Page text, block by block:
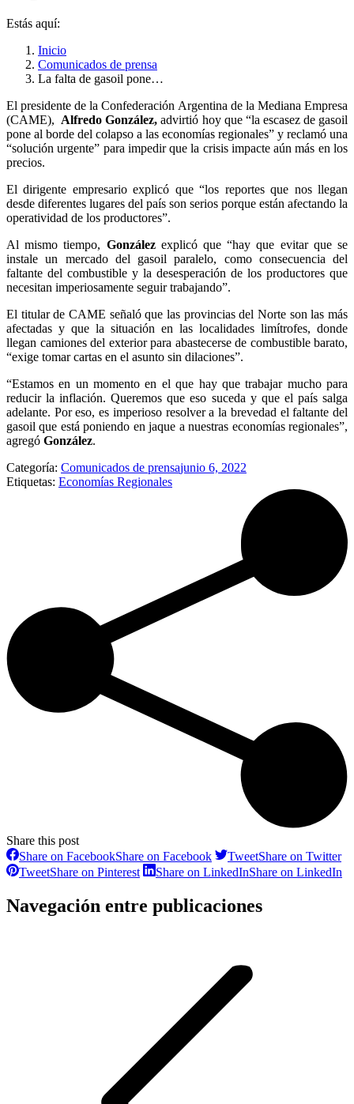
Estás aquí:
Inicio
Comunicados de prensa
La falta de gasoil pone…
El presidente de la Confederación Argentina de la Mediana Empresa
(CAME), Alfredo González, advirtió hoy que “la escasez de gasoil
pone al borde del colapso a las economías regionales” y reclamó una
“solución urgente” para impedir que la crisis impacte aún más en los
precios.
El dirigente empresario explicó que “los reportes que nos llegan
desde diferentes lugares del país son serios porque están afectando la
operatividad de los productores”.
Al mismo tiempo, Gonzálezexplicó que “hay que evitar que se
instale un mercado del gasoil paralelo, como consecuencia del
faltante del combustible y la desesperación de los productores que
necesitan imperiosamente seguir trabajando”.
El titular de CAME señaló que las provincias del Norte son las más
afectadas y que la situación en las localidades limítrofes, donde
llegan camiones del exterior para abastecerse de combustible barato,
“exige tomar cartas en el asunto sin dilaciones”.
“Estamos en un momento en el que hay que trabajar mucho para
reducir la inflación. Queremos que eso suceda y que el país salga
adelante. Por eso, es imperioso resolver a la brevedad el faltante del
gasoil que está poniendo en jaque a nuestras economías regionales”,
agregó González.
Categoría: Comunicados de prensajunio 6, 2022
Etiquetas: Economías Regionales
Share this post
Share on FacebookShare on Facebook TweetShare on Twitter
TweetShare on Pinterest Share on LinkedInShare on LinkedIn
Navegación entre publicaciones